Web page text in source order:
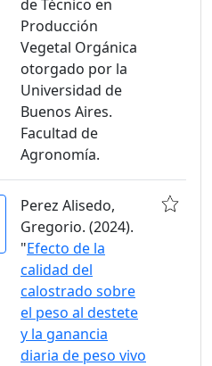
de Técnico en
Producción
Vegetal Orgánica
otorgado por la
Universidad de
Buenos Aires.
Facultad de
Agronomía.
Perez Alisedo,
Gregorio. (2024).
"Efecto de la
calidad del
calostrado sobre
el peso al destete
y la ganancia
diaria de peso vivo